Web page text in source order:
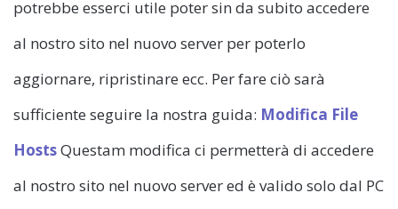
potrebbe esserci utile poter sin da subito accedere
al nostro sito nel nuovo server per poterlo
aggiornare, ripristinare ecc. Per fare ciò sarà
sufficiente seguire la nostra guida: Modifica File
HostsQuestam modifica ci permetterà di accedere
al nostro sito nel nuovo server ed è valido solo dal PC